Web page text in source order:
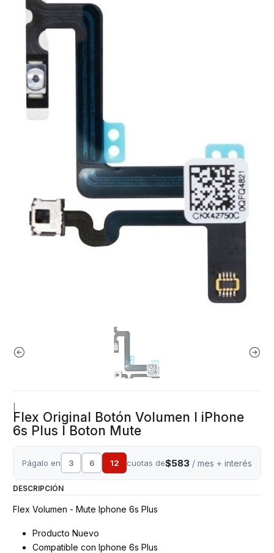
Flex Original Botón Volumen I iPhone
6s Plus I Boton Mute
Págalo en 3 6 12 cuotas de$583 / mes + interés
DESCRIPCIÓN
Flex Volumen - Mute Iphone 6s Plus
Producto Nuevo
Compatible con Iphone 6s Plus